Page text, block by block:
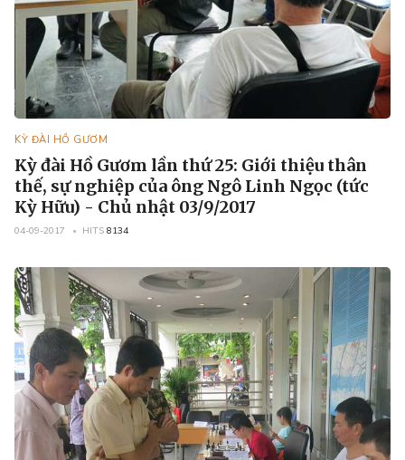
KỲ ĐÀI HỒ GƯƠM
Kỳ đài Hồ Gươm lần thứ 25: Giới thiệu thân
thế, sự nghiệp của ông Ngô Linh Ngọc (tức
Kỳ Hữu) - Chủ nhật 03/9/2017
04-09-2017 HITS 8134